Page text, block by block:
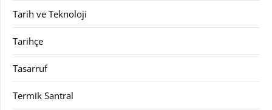
Tarih ve Teknoloji
Tarihçe
Tasarruf
Termik Santral